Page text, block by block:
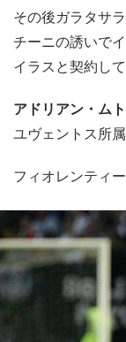
その後ガラタサ
チーニの誘いで
イラスと契約して
アドリアン・ム
ユヴェントス所
フィオレンティ